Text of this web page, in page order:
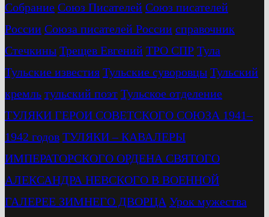
Собрание Союз Писателей Союз писателей
России Союза писателей России справочник
Стечкины Трещев Евгений ТРО СПР Тула
Тульские известия Тульские суворовцы Тульский
кремль тульский поэт Тульское отделение
ТУЛЯКИ ГЕРОИ СОВЕТСКОГО СОЮЗА 1941–
1942 годов ТУЛЯКИ – КАВАЛЕРЫ
ИМПЕРАТОРСКОГО ОРДЕНА СВЯТОГО
АЛЕКСАНДРА НЕВСКОГО В ВОЕННОЙ
ГАЛЕРЕЕ ЗИМНЕГО ДВОРЦА Урок мужества